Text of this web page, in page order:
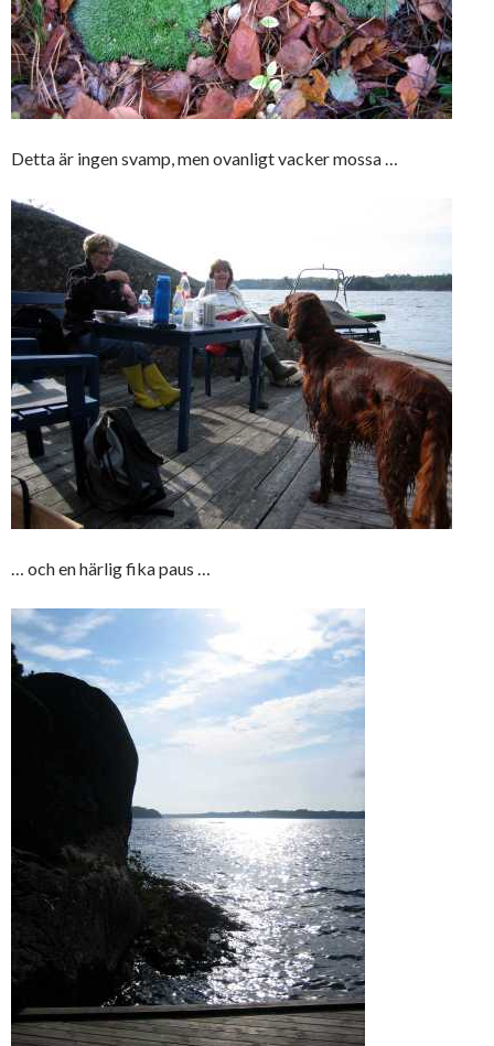
Detta är ingen svamp, men ovanligt vacker mossa …
… och en härlig fika paus …